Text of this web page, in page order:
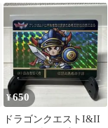
¥650
ドラゴンクエストI&II